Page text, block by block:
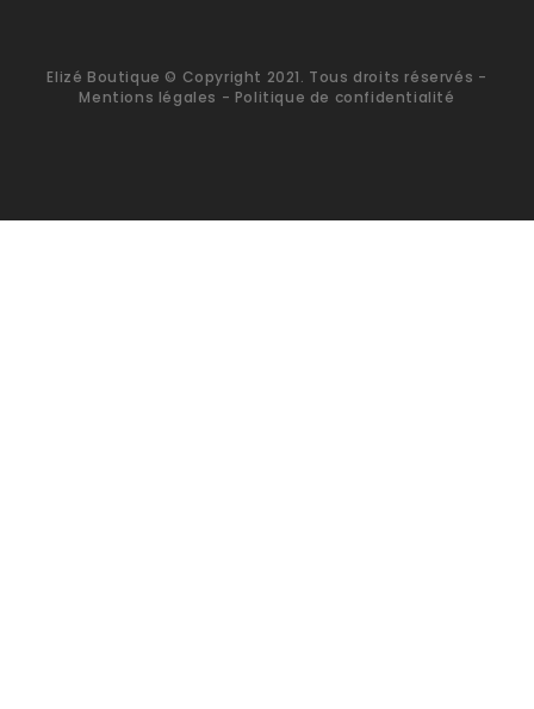
Elizé Boutique © Copyright 2021. Tous droits réservés -
Mentions légales - Politique de confidentialité